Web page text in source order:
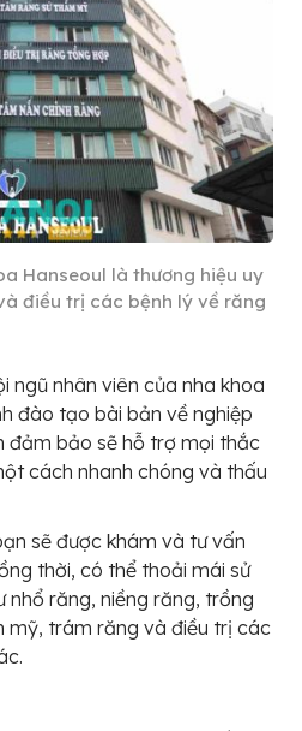
Hanseoul là thương hiệu uy
điều trị các bệnh lý về răng
ngũ nhân viên của nha khoa
đào tạo bài bản về nghiệp
đảm bảo sẽ hỗ trợ mọi thắc
cách nhanh chóng và thấu
sẽ được khám và tư vấn
thời, có thể thoải mái sử
nhổ răng, niềng răng, trồng
mỹ, trám răng và điều trị các